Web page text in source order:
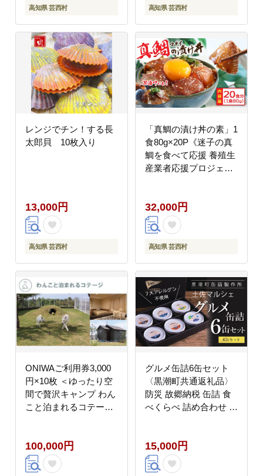
飼育】【生体】【アク
む】
高知県 芸西村 高知県 芸西村
レンジでチン！する長
太郎貝 10枚入り
13,000円
高知県 芸西村
「真鯛の漬け丼の素」1
食80g×20P《迷子の真
鯛を食べて応援 養殖生
産業者応援プロジェク
32,000円
高知県 芸西村
ONIWAご利用券3,000
円×10枚 ＜ゆったり空
間で贅沢キャンプ わん
こと泊まれるコテージ
100,000円
グルメ缶詰6缶セット
〈黒潮町共通返礼品〉
防災 故郷納税 缶詰 食
べくらべ 詰め合わせ 魚
15,000円